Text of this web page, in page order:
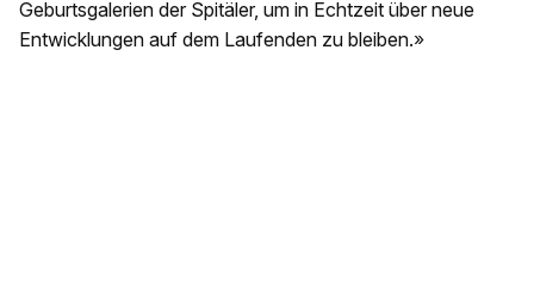
Geburtsgalerien der Spitäler, um in Echtzeit über neue
Entwicklungen auf dem Laufenden zu bleiben.»